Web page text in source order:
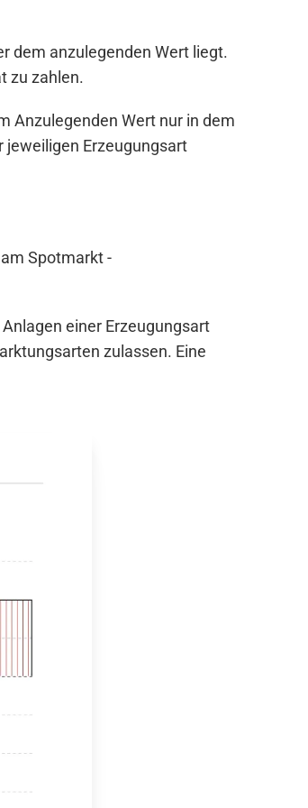
dem anzulegenden Wert liegt.
zu zahlen.
Anzulegenden Wert nur in dem
jeweiligen Erzeugungsart
Spotmarkt -
einer Erzeugungsart
zulassen. Eine